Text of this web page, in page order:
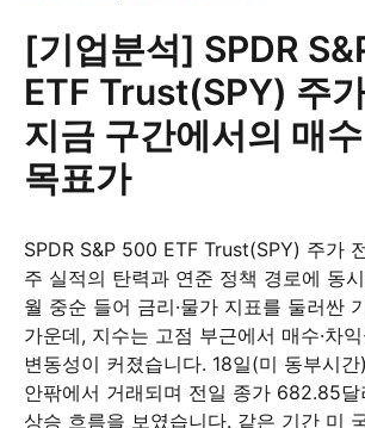
[기업분석] SPDR
ETF Trust(SPY) 주
지금 구간에서의 매
목표가
SPDR S&P 500 ETF Trust(SPY) 주가
주 실적의 탄력과 연준 정책 경로에 동
월 중순 들어 금리·물가 지표를 둘러싼
가운데, 지수는 고점 부근에서 매수·차
변동성이 커졌습니다. 18일(미 동부시
안팎에서 거래되며 전일 종가 682.85
상승 흐름을 보였습니다. 같은 기간 미